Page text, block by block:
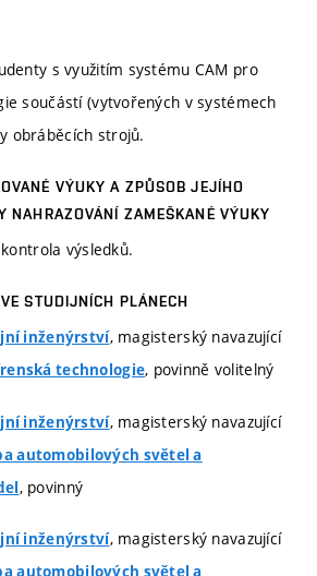
s využitím systému CAM pro
součástí (vytvořených v systémech
obráběcích strojů.
VÝUKY A ZPŮSOB JEJÍHO
NAHRAZOVÁNÍ ZAMEŠKANÉ VÝUKY
výsledků.
STUDIJNÍCH PLÁNECH
inženýrství, magisterský navazující
technologie, povinně volitelný
inženýrství, magisterský navazující
automobilových světel a
, povinný
inženýrství, magisterský navazující
automobilových světel a